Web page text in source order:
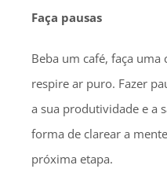
Faça pausas
Beba um café, faça
respire ar puro. Fazer
a sua produtividade e a
forma de clarear a
próxima etapa.